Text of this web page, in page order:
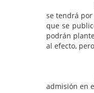
Que,
se tendrá
que se
podrán
al efecto,
Que,
admisión en